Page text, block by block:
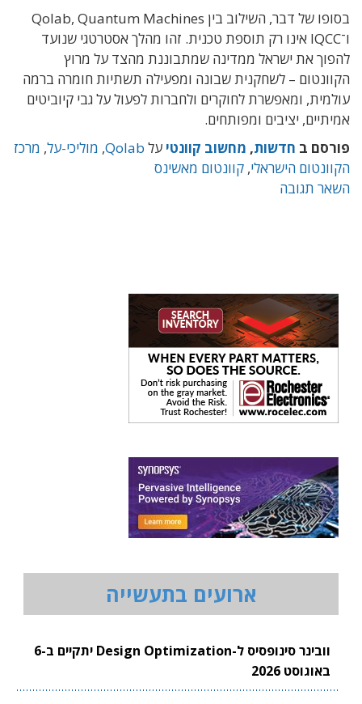
בסופו של דבר, השילוב בין Qolab, Quantum Machines
ו־IQCC אינו רק תוספת טכנית. זהו מהלך אסטרטגי שנועד
להפוך את ישראל ממדינה שמתבוננת מהצד על מרוץ
הקוונטום – לשחקנית שבונה ומפעילה תשתיות חומרה ברמה
עולמית, ומאפשרת לחוקרים ולחברות לפעול על גבי קיוביטים
אמיתיים, יציבים ומפותחים.
פורסם ב חדשות, מחשוב קוונטי על Qolab
, מוליכי-על, מרכז
הקוונטום הישראלי, קוונטום מאשינס
השאר תגובה
ארועים בתעשייה
וובינר סינופסיס ל-Design Optimization יתקיים ב-6
באוגוסט 2026